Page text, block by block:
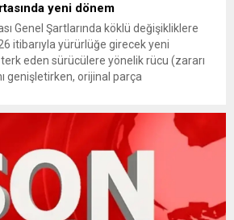
yeni dönem
Genel Şartlarında köklü değişikliklere
itibarıyla yürürlüğe girecek yeni
eden sürücülere yönelik rücu (zararı
genişletirken, orijinal parça
bağlı ilgili kurumlarca...